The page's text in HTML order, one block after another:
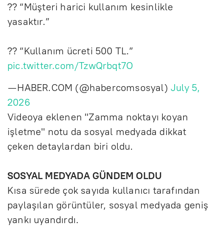
?? “Müşteri harici kullanım kesinlikle
yasaktır.”
?? “Kullanım ücreti 500 TL.”
pic.twitter.com/TzwQrbqt7O
— HABER.COM (@habercomsosyal)July 5,
2026
Videoya eklenen "Zamma noktayı koyan
işletme" notu da sosyal medyada dikkat
çeken detaylardan biri oldu.
SOSYAL MEDYADA GÜNDEM OLDU
Kısa sürede çok sayıda kullanıcı tarafından
paylaşılan görüntüler, sosyal medyada geniş
yankı uyandırdı.